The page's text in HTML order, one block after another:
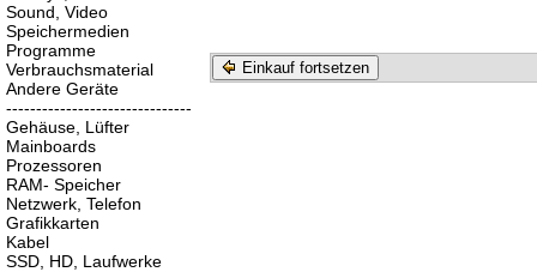
Einkauf fortsetzen
Sound, Video
Speichermedien
Programme
Verbrauchsmaterial
Andere Geräte
-------------------------------
Gehäuse, Lüfter
Mainboards
Prozessoren
RAM- Speicher
Netzwerk, Telefon
Grafikkarten
Kabel
SSD, HD, Laufwerke